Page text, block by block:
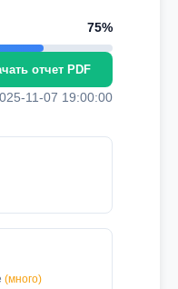
75%
отчет PDF
11-07 19:00:00
(много)